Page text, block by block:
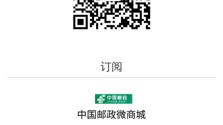
（截稿时间2014年9月1日）
订阅